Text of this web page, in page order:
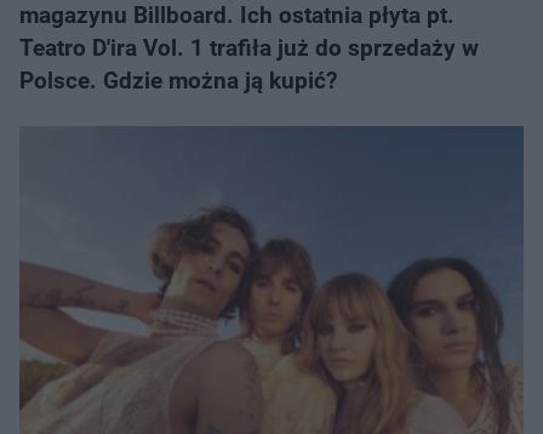
magazynu Billboard. Ich ostatnia płyta pt.
Teatro D'ira Vol. 1 trafiła już do sprzedaży w
Polsce. Gdzie można ją kupić?